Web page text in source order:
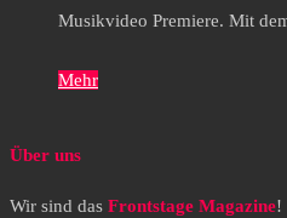
Musikvideo Premiere. Mit
Mehr
Über uns
Wir sind das Frontstage Magazine!